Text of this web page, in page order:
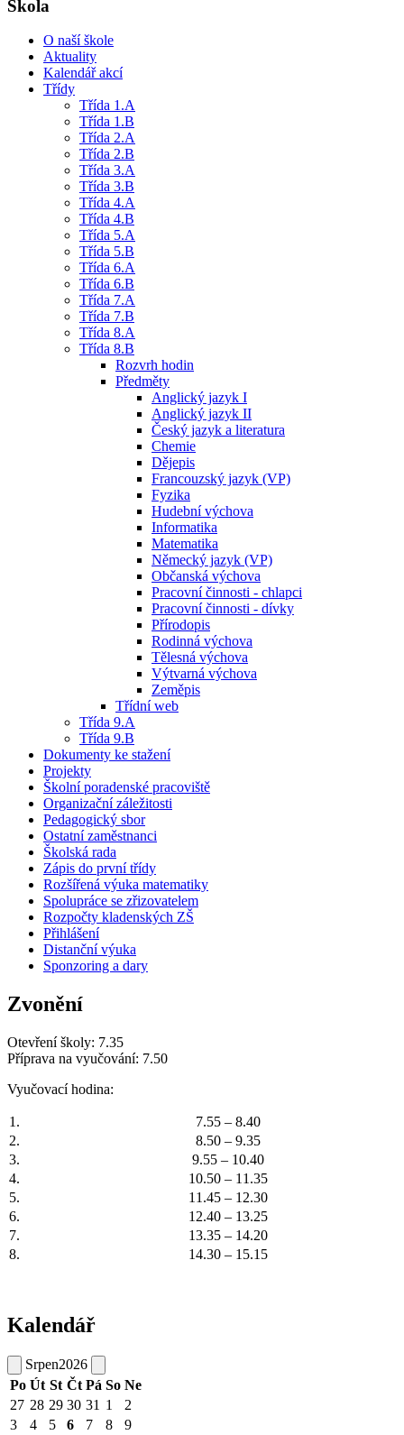
Škola
O naší škole
Aktuality
Kalendář akcí
Třídy
Třída 1.A
Třída 1.B
Třída 2.A
Třída 2.B
Třída 3.A
Třída 3.B
Třída 4.A
Třída 4.B
Třída 5.A
Třída 5.B
Třída 6.A
Třída 6.B
Třída 7.A
Třída 7.B
Třída 8.A
Třída 8.B
Rozvrh hodin
Předměty
Anglický jazyk I
Anglický jazyk II
Český jazyk a literatura
Chemie
Dějepis
Francouzský jazyk (VP)
Fyzika
Hudební výchova
Informatika
Matematika
Německý jazyk (VP)
Občanská výchova
Pracovní činnosti - chlapci
Pracovní činnosti - dívky
Přírodopis
Rodinná výchova
Tělesná výchova
Výtvarná výchova
Zeměpis
Třídní web
Třída 9.A
Třída 9.B
Dokumenty ke stažení
Projekty
Školní poradenské pracoviště
Organizační záležitosti
Pedagogický sbor
Ostatní zaměstnanci
Školská rada
Zápis do první třídy
Rozšířená výuka matematiky
Spolupráce se zřizovatelem
Rozpočty kladenských ZŠ
Přihlášení
Distanční výuka
Sponzoring a dary
Zvonění
Otevření školy: 7.35
Příprava na vyučování: 7.50
Vyučovací hodina:
1.
7.55 – 8.40
2.
8.50 – 9.35
3.
9.55 – 10.40
4.
10.50 – 11.35
5.
11.45 – 12.30
6.
12.40 – 13.25
7.
13.35 – 14.20
8.
14.30 – 15.15
Kalendář
Srpen2026
Po Út St Čt Pá So Ne
27 28 29 30 31 1
2
3
4 5 6 7 8
9